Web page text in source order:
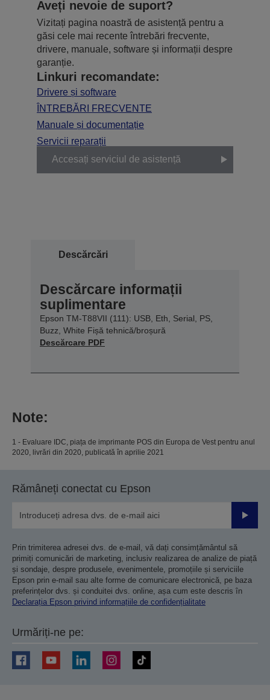
Aveți nevoie de suport?
Vizitați pagina noastră de asistență pentru a
găsi cele mai recente întrebări frecvente,
drivere, manuale, software și informații despre
garanție.
Linkuri recomandate:
Drivere și software
ÎNTREBĂRI FRECVENTE
Manuale și documentație
Servicii reparații
Accesați serviciul de asistență
Descărcări
Descărcare informații
suplimentare
Epson TM-T88VII (111): USB, Eth, Serial, PS,
Buzz, White Fișă tehnică/broșură
Descărcare PDF
Note:
1 - Evaluare IDC, piața de imprimante POS din Europa de Vest pentru anul
2020, livrări din 2020, publicată în aprilie 2021
Rămâneți conectat cu Epson
Prin trimiterea adresei dvs. de e-mail, vă dați consimțământul să
primiți comunicări de marketing, inclusiv realizarea de analize de piață
și sondaje, despre produsele, evenimentele, promoțiile și serviciile
Epson prin e-mail sau alte forme de comunicare electronică, pe baza
preferințelor dvs. și conduitei dvs. online, așa cum este descris în
Declarația Epson privind informațiile de confidențialitate
Urmăriți-ne pe: